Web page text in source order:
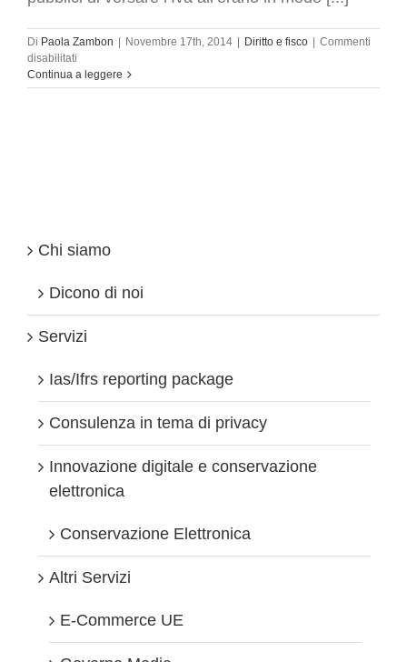
Di Paola Zambon | Novembre 17th, 2014 | Diritto e fisco | Commenti
disabilitati
Split
payment
Continua a leggere
Chi siamo
Dicono di noi
Servizi
Ias/Ifrs reporting package
Consulenza in tema di privacy
Innovazione digitale e conservazione
elettronica
Conservazione Elettronica
Altri Servizi
E-Commerce UE